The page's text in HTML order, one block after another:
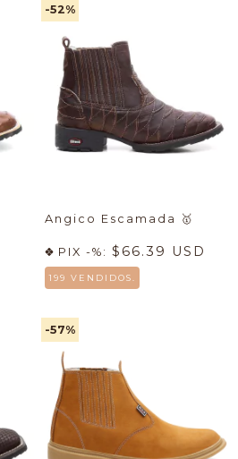
-52%
Angico Escamada 🥇
PIX -%: $66.39 USD
199 VENDIDOS.
-57%